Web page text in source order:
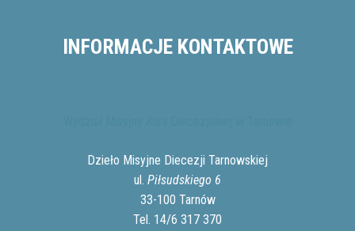
INFORMACJE KONTAKTOWE
Dzieło Misyjne Diecezji Tarnowskiej
ul. Piłsudskiego 6
33-100 Tarnów
Tel. 14/6 317 370